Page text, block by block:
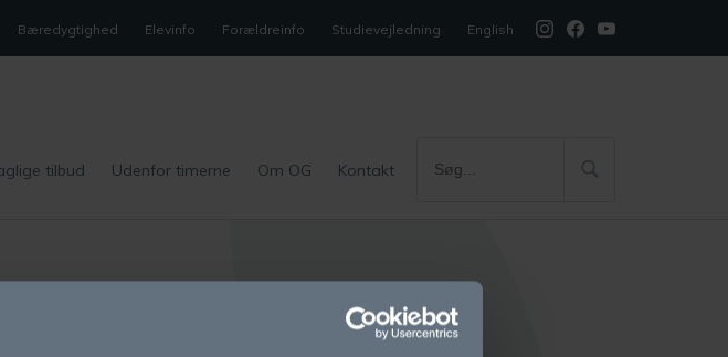
Bæredygtighed Elevinfo Forældreinfo Studievejledning English
tilbud Udenfor timerne Om OG Kontakt
Kontakt os